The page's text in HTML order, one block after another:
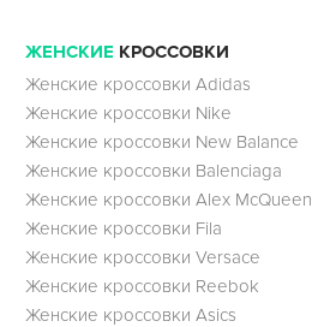
ЖЕНСКИЕ КРОССОВКИ
Женские кроссовки Adidas
Женские кроссовки Nike
Женские кроссовки New Balance
Женские кроссовки Balenciaga
Женские кроссовки Alex McQueen
Женские кроссовки Fila
Женские кроссовки Versace
Женские кроссовки Reebok
Женские кроссовки Asics